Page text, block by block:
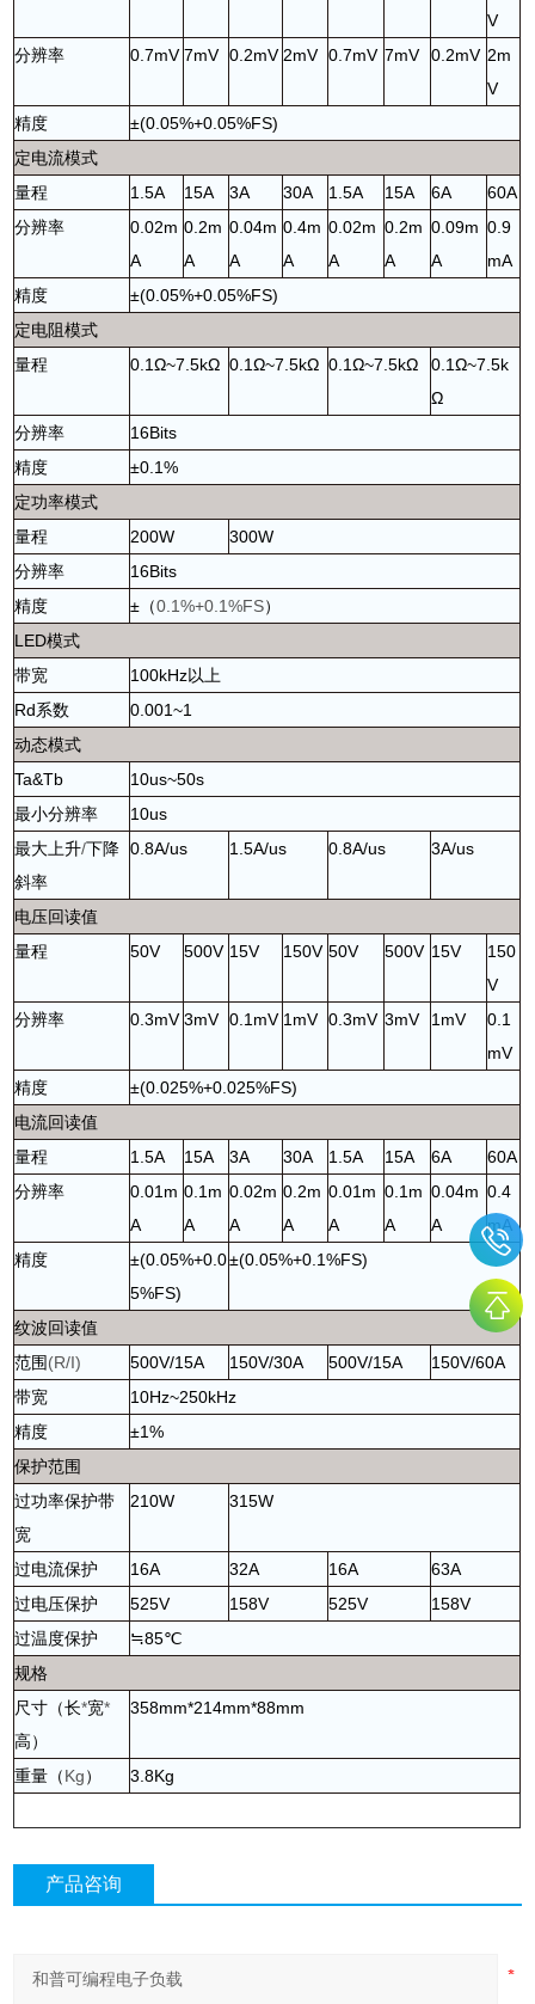
V
分辨率
0.7mV 7mV 0.2mV 2mV 0.7mV 7mV 0.2mV 2m
V
精度
±(0.05%+0.05%FS)
定电流模式
量程
1.5A 15A 3A 30A 1.5A 15A 6A
60A
分辨率
0.02m
A
0.2m
A
0.04m
A
0.4m
A
0.02m
A
0.2m
A
0.09m
A
0.9
mA
精度
±(0.05%+0.05%FS)
定电阻模式
量程
0.1Ω~7.5kΩ 0.1Ω~7.5kΩ 0.1Ω~7.5kΩ
0.1Ω~7.5k
Ω
分辨率
16Bits
精度
±0.1%
定功率模式
量程
200W
300W
分辨率
16Bits
精度
± （0.1%+0.1%FS）
LED模式
带宽
100kHz以上
Rd系数
0.001~1
动态模式
Ta&Tb
10us~50s
最小分辨率
10us
最大上升/下降
斜率
0.8A/us 1.5A/us 0.8A/us 3A/us
电压回读值
量程
50V 500V 15V 150V 50V 500V 15V
150
V
分辨率
0.3mV 3mV 0.1mV 1mV 0.3mV 3mV 1mV
0.1
mV
精度
±(0.025%+0.025%FS)
电流回读值
量程
1.5A 15A 3A 30A 1.5A 15A 6A
60A
分辨率
0.01m
A
0.1m
A
0.02m
A
0.2m
A
0.01m
A
0.1m
A
0.04m
A
0.4
mA
精度
±(0.05%+0.0
5%FS)
±(0.05%+0.1%FS)
纹波回读值
范围(R/I) 500V/15A 150V/30A 500V/15A
150V/60A
带宽
10Hz~250kHz
精度
±1%
保护范围
过功率保护带
宽
210W 315W
过电流保护 16A 32A 16A
63A
过电压保护
525V 158V 525V
158V
过温度保护
≒85℃
规格
尺寸（长*宽*
高）
358mm*214mm*88mm
重量（Kg） 3.8Kg
产品咨询